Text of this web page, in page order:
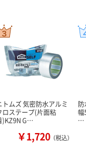
トムズ 気密防水アルミ
ロステープ(片面粘
)KZ9N G…
￥1,720 （税込）
…